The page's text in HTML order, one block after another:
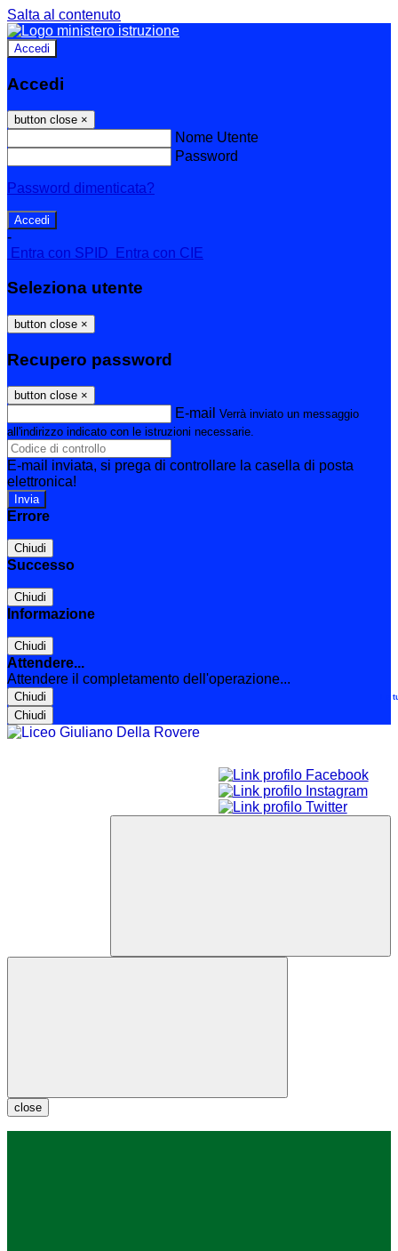
Salta al contenuto
Accedi
Accedi
button close ×
Nome Utente
Password
Password dimenticata?
-
Entra con SPID
Entra con CIE
Seleziona utente
button close ×
Recupero password
button close ×
E-mail Verrà inviato un messaggio
all'indirizzo indicato con le istruzioni necessarie.
E-mail inviata, si prega di controllare la casella di posta
elettronica!
Errore
Chiudi
Successo
Chiudi
Informazione
Chiudi
Attendere...
Attendere il completamento dell'operazione...
Chiudi
Chiudi
Le
close